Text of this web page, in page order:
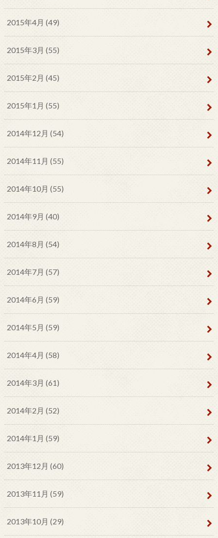
2015年4月 (49)
2015年3月 (55)
2015年2月 (45)
2015年1月 (55)
2014年12月 (54)
2014年11月 (55)
2014年10月 (55)
2014年9月 (40)
2014年8月 (54)
2014年7月 (57)
2014年6月 (59)
2014年5月 (59)
2014年4月 (58)
2014年3月 (61)
2014年2月 (52)
2014年1月 (59)
2013年12月 (60)
2013年11月 (59)
2013年10月 (29)